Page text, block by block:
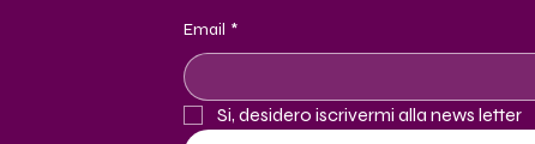
Email *
Si, desidero iscrivermi alla news letter